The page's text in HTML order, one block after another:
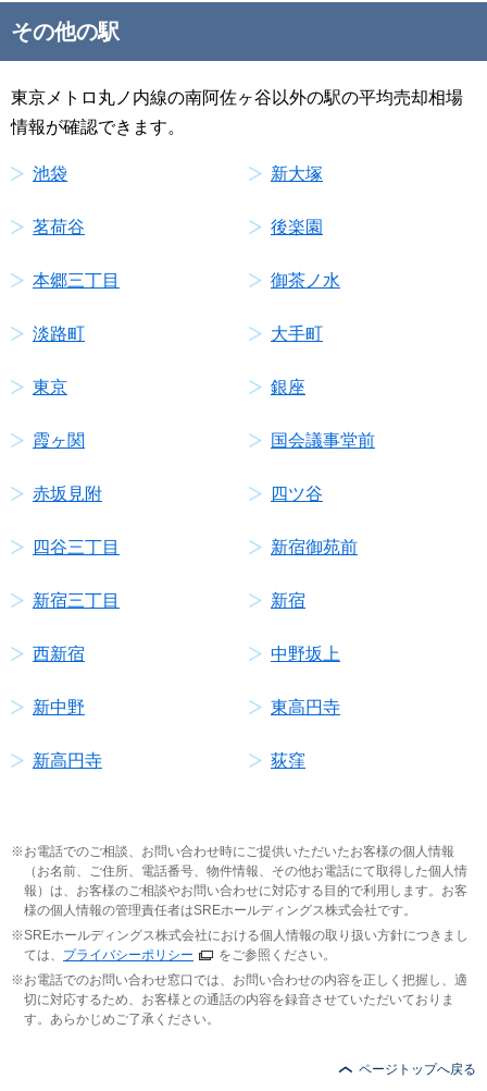
その他の駅
東京メトロ丸ノ内線の南阿佐ヶ谷以外の駅の平均売却相場
情報が確認できます。
池袋 新大塚
茗荷谷 後楽園
本郷三丁目 御茶ノ水
淡路町 大手町
東京 銀座
霞ヶ関 国会議事堂前
赤坂見附 四ツ谷
四谷三丁目 新宿御苑前
新宿三丁目 新宿
西新宿 中野坂上
新中野 東高円寺
新高円寺 荻窪
お電話でのご相談、お問い合わせ時にご提供いただいたお客様の個人情報
（お名前、ご住所、電話番号、物件情報、その他お電話にて取得した個人情
報）は、お客様のご相談やお問い合わせに対応する目的で利用します。お客
様の個人情報の管理責任者はSREホールディングス株式会社です。
SREホールディングス株式会社における個人情報の取り扱い方針につきまし
ては、 プライバシーポリシー
をご参照ください。
お電話でのお問い合わせ窓口では、お問い合わせの内容を正しく把握し、適
切に対応するため、お客様との通話の内容を録音させていただいておりま
す。あらかじめご了承ください。
ページトップへ戻る